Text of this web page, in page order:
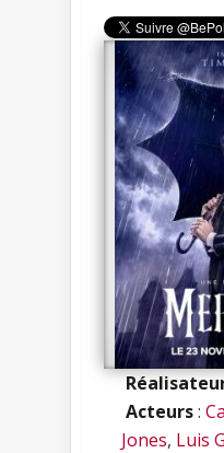
Acteurs:
Jones, Luis